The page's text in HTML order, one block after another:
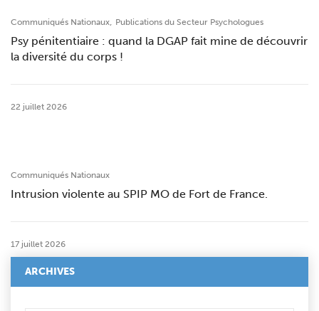
Communiqués Nationaux, Publications du Secteur Psychologues
Psy pénitentiaire : quand la DGAP fait mine de découvrir
la diversité du corps !
22 juillet 2026
Communiqués Nationaux
Intrusion violente au SPIP MO de Fort de France.
17 juillet 2026
ARCHIVES